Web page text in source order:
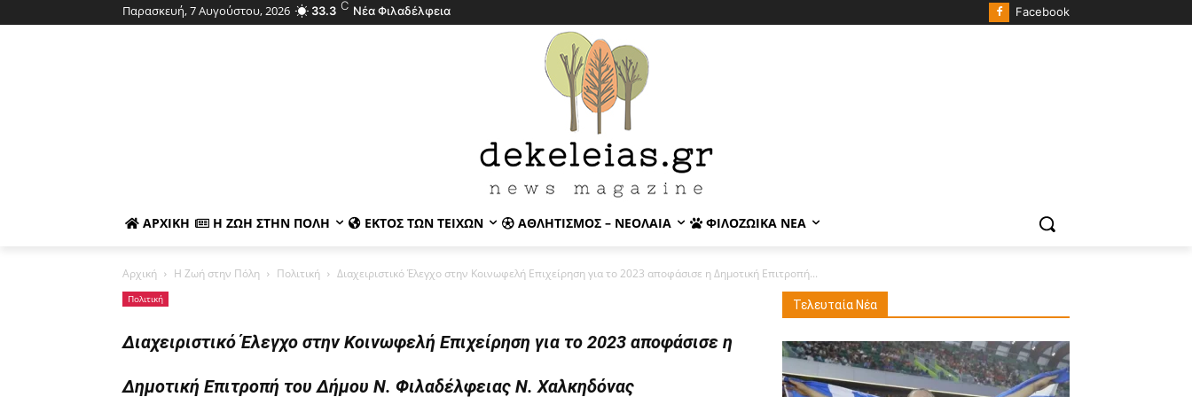
Παρασκευή, 7 Αυγούστου, 2026 33.3 C Νέα Φιλαδέλφεια Facebook
ΑΡΧΙΚΉ Η ΖΩΉ ΣΤΗΝ ΠΌΛΗ ΕΚΤΌΣ ΤΩΝ ΤΕΙΧΏΝ ΑΘΛΗΤΙΣΜΌΣ – ΝΕΟΛΑΊΑ ΦΙΛΟΖΩΙΚΆ ΝΈΑ
Αρχική Η Ζωή στην Πόλη Πολιτική Διαχειριστικό Έλεγχο στην Κοινωφελή Επιχείρηση για το 2023 αποφάσισε η Δημοτική Επιτροπή...
Πολιτική
Διαχειριστικό Έλεγχο στην Κοινωφελή Επιχείρηση για το 2023 αποφάσισε η
Δημοτική Επιτροπή του Δήμου Ν. Φιλαδέλφειας Ν. Χαλκηδόνας
Τελευταία Νέα